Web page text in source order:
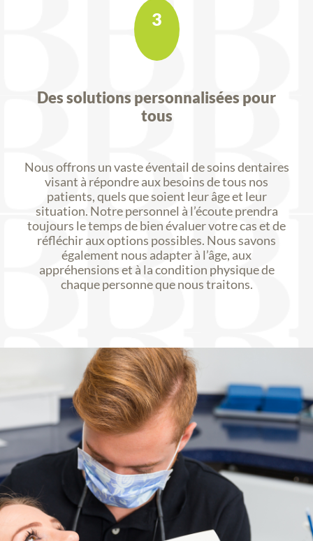
3
Des solutions personnalisées pour
tous
Nous offrons un vaste éventail de soins dentaires
visant à répondre aux besoins de tous nos
patients, quels que soient leur âge et leur
situation. Notre personnel à l’écoute prendra
toujours le temps de bien évaluer votre cas et de
réfléchir aux options possibles. Nous savons
également nous adapter à l’âge, aux
appréhensions et à la condition physique de
chaque personne que nous traitons.